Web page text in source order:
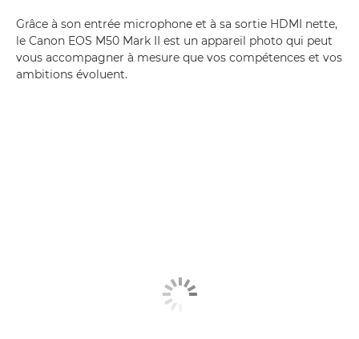
Grâce à son entrée microphone et à sa sortie HDMI nette,
le Canon EOS M50 Mark II est un appareil photo qui peut
vous accompagner à mesure que vos compétences et vos
ambitions évoluent.